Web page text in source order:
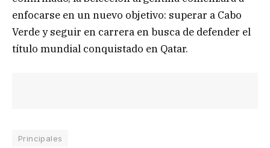
enfocarse en un nuevo objetivo: superar a Cabo
Verde y seguir en carrera en busca de defender el
título mundial conquistado en Qatar.
Principales